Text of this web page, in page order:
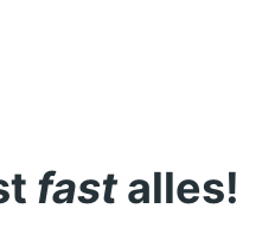
fastalles!